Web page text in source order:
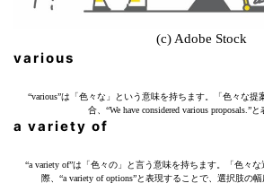
(c) Adobe Stock
various
“various”は「色々な」という意味を持ちます。「色々な
合、“We have considered various proposals.”と
a variety of
“a variety of”は「色々の」と言う意味を持ちます。「色々
際、“a variety of options”と表現することで、選択肢の